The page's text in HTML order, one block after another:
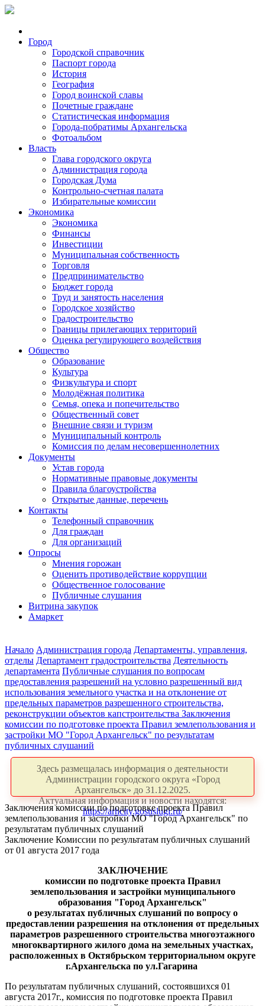
Город
Городской справочник
Паспорт города
История
География
Город воинской славы
Почетные граждане
Статистическая информация
Города-побратимы Архангельска
Фотоальбом
Власть
Глава городского округа
Администрация города
Городская Дума
Контрольно-счетная палата
Избирательные комиссии
Экономика
Экономика
Финансы
Инвестиции
Муниципальная собственность
Торговля
Предпринимательство
Бюджет города
Труд и занятость населения
Городское хозяйство
Градостроительство
Границы прилегающих территорий
Оценка регулирующего воздействия
Общество
Образование
Культура
Физкультура и спорт
Молодёжная политика
Семья, опека и попечительство
Общественный совет
Внешние связи и туризм
Муниципальный контроль
Комиссия по делам несовершеннолетних
Документы
Устав города
Нормативные правовые документы
Правила благоустройства
Открытые данные, перечень
Контакты
Телефонный справочник
Для граждан
Для организаций
Опросы
Мнения горожан
Оценить противодействие коррупции
Общественное голосование
Публичные слушания
Витрина закупок
Амаркет
Начало Администрация города Департаменты, управления,
отделы Департамент градостроительства Деятельность
департамента Публичные слушания по вопросам
предоставления разрешений на условно разрешенный вид
использования земельного участка и на отклонение от
предельных параметров разрешенного строительства,
реконструкции объектов капстроительства Заключения
комиссии по подготовке проекта Правил землепользования и
застройки МО "Город Архангельск" по результатам
публичных слушаний
Здесь размещалась информация о деятельности
Администрации городского округа «Город
Архангельск» до 31.12.2025.
Актуальная информация и новости находятся:
https://arhcity.gosuslugi.ru/
Заключения комиссии по подготовке проекта Правил
землепользования и застройки МО "Город Архангельск" по
результатам публичных слушаний
Заключение Комиссии по результатам публичных слушаний
от 01 августа 2017 года
ЗАКЛЮЧЕНИЕ
комиссии по подготовке проекта Правил
землепользования и застройки муниципального
образования "Город Архангельск"
о результатах публичных слушаний по вопросу о
предоставлении разрешения на отклонения от предельных
параметров разрешенного строительства многоэтажного
многоквартирного жилого дома на земельных участках,
расположенных в Октябрьском территориальном округе
г.Архангельска по ул.Гагарина
По результатам публичных слушаний, состоявшихся 01
августа 2017г., комиссия по подготовке проекта Правил